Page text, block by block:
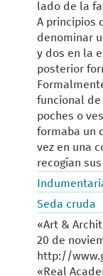
lado de la
A principios
denominar
y dos en la
posterior
funcional de
poches o
formaba un
vez en una
recogían
Seda cruda
«Art &
20 de
http://
«Real